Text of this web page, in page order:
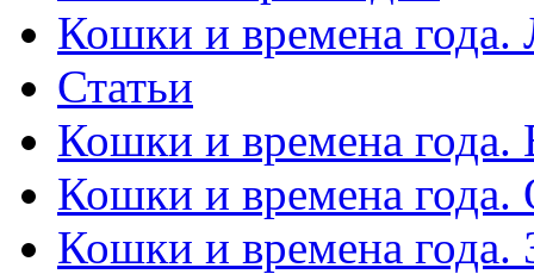
Кошки и времена года.
Статьи
Кошки и времена года.
Кошки и времена года.
Кошки и времена года.